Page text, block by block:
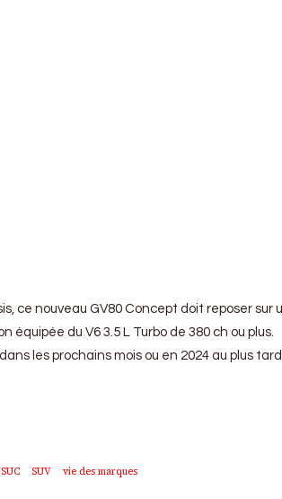
nouveau GV80 Concept doit reposer
du V6 3.5 L Turbo de 380 ch ou plus.
les prochains mois ou en 2024 au plus
SUC SUV vie des marques